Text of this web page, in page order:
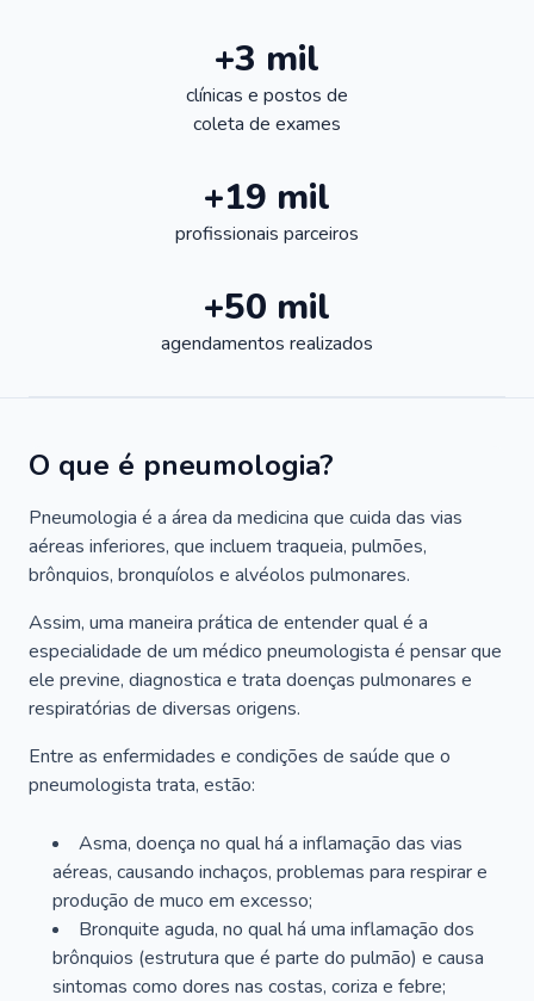
+3 mil
clínicas e postos de
coleta de exames
+19 mil
profissionais parceiros
+50 mil
agendamentos realizados
O que é pneumologia?
Pneumologia é a área da medicina que cuida das vias
aéreas inferiores, que incluem traqueia, pulmões,
brônquios, bronquíolos e alvéolos pulmonares.
Assim, uma maneira prática de entender qual é a
especialidade de um médico pneumologista é pensar que
ele previne, diagnostica e trata doenças pulmonares e
respiratórias de diversas origens.
Entre as enfermidades e condições de saúde que o
pneumologista trata, estão:
Asma, doença no qual há a inflamação das vias
aéreas, causando inchaços, problemas para respirar e
produção de muco em excesso;
Bronquite aguda, no qual há uma inflamação dos
brônquios (estrutura que é parte do pulmão) e causa
sintomas como dores nas costas, coriza e febre;